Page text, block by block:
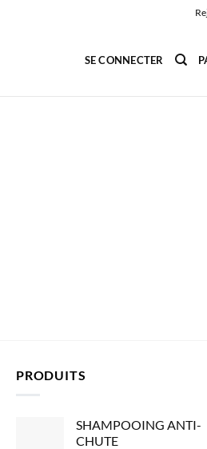
SE CONNECTER
PRODUITS
SHAMPOOING ANTI-
CHUTE